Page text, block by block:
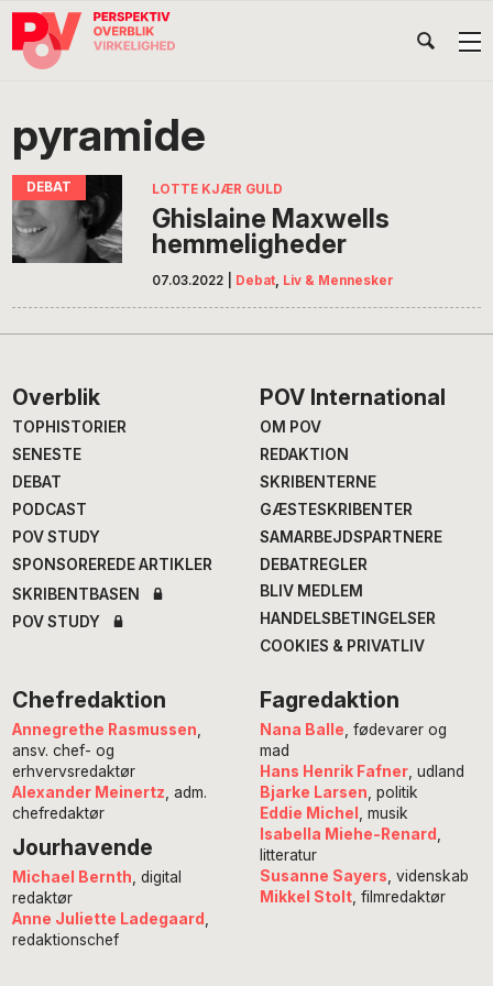
Gå
direkte
Skip
indhold
Gå
direkte
POV
International
pyramide
LOTTE KJÆR GULD
Ghislaine Maxwells
hemmeligheder
07.03.2022 Debat, Liv & Mennesker
Footer
Overblik
TOPHISTORIER
SENESTE
DEBAT
PODCAST
POV STUDY
SPONSOREREDE ARTIKLER
SKRIBENTBASEN
POV STUDY
POV International
OM POV
REDAKTION
SKRIBENTERNE
GÆSTESKRIBENTER
SAMARBEJDSPARTNERE
DEBATREGLER
BLIV MEDLEM
HANDELSBETINGELSER
COOKIES & PRIVATLIV
Chefredaktion
Annegrethe Rasmussen
ansv. chef- og
erhvervsredaktør
Alexander Meinertz , adm.
chefredaktør
Jourhavende
Michael Bernth , digital
redaktør
Anne Juliette Ladegaard
redaktionschef
Fagredaktion
Nana Balle , fødevarer og
mad
Hans Henrik Fafner, udland
Bjarke Larsen , politik
Eddie Michel
, musik
Isabella Miehe-Renard
litteratur
Susanne Sayers , videnskab
Mikkel Stolt, filmredaktør